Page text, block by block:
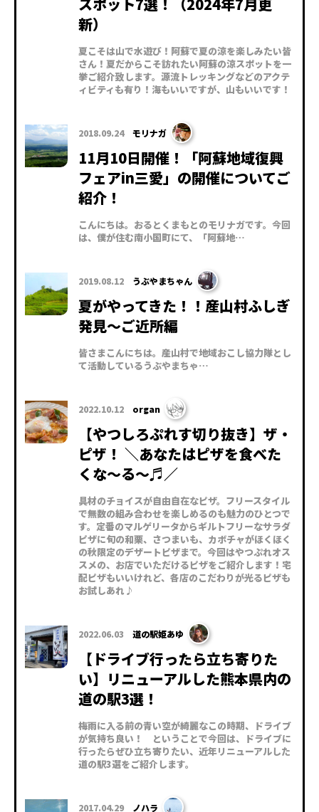
新）
夏こそは山で水遊び！阿蘇で夏の涼を楽しみたい皆
さん！夏だからこそ訪れたい阿蘇の涼スポットを一
挙ご紹介致します。源流トレッキングなどのアクテ
ィビティも有り！海もいいですが、山もいいです！
2018.09.24 モリナガ
11月10日開催！「阿蘇地域復興
フェアin三愛」の開催についてご
紹介！
こんにちは。おるとくまもとのモリナガです。今回
は、僕が住む南小国町にて、「阿蘇地…
2019.08.12 うぶやまちゃん
夏がやってきた！！産山村ふしぎ
発見～ご近所編
皆さまこんにちは。産山村で地域おこし協力隊とし
て活動しているうぶやまちゃ…
2022.10.12 organ
【やつしろぷれす切り抜き】ザ・
ピザ！ ＼あなたはピザを食べた
くな〜る〜♬／
具材のチョイスが自由自在なピザ。フリースタイル
で無数の組み合わせを楽しめるのも魅力のひとつで
す。定番のマルゲリータからギルトフリーなサラダ
ピザに旬の和栗、さつまいも、カボチャがほくほく
の秋限定のデザートピザまで。今回はやつぷれオス
スメの、お店でいただけるピザをご紹介します！宅
配ピザもいいけれど、各店のこだわりが光るピザも
お試しあれ♪
2022.06.03 道の駅姫あゆ
【ドライブ行ったら立ち寄りた
い】リニューアルした熊本県内の
道の駅3選！
梅雨に入る前の青い空が綺麗なこの時期、ドライブ
が気持ち良い！ ということで今回は、ドライブに
行ったらぜひ立ち寄りたい、近年リニューアルした
道の駅3選をご紹介します。
2017.04.29 ノハラ